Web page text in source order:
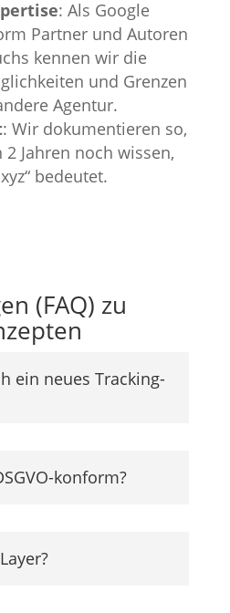
: Als Google
Partner und Autoren
kennen wir die
und Grenzen
Agentur.
: Wir dokumentieren so,
2 Jahren noch wissen,
bedeutet.
(FAQ) zu
ein neues Tracking-
konform?